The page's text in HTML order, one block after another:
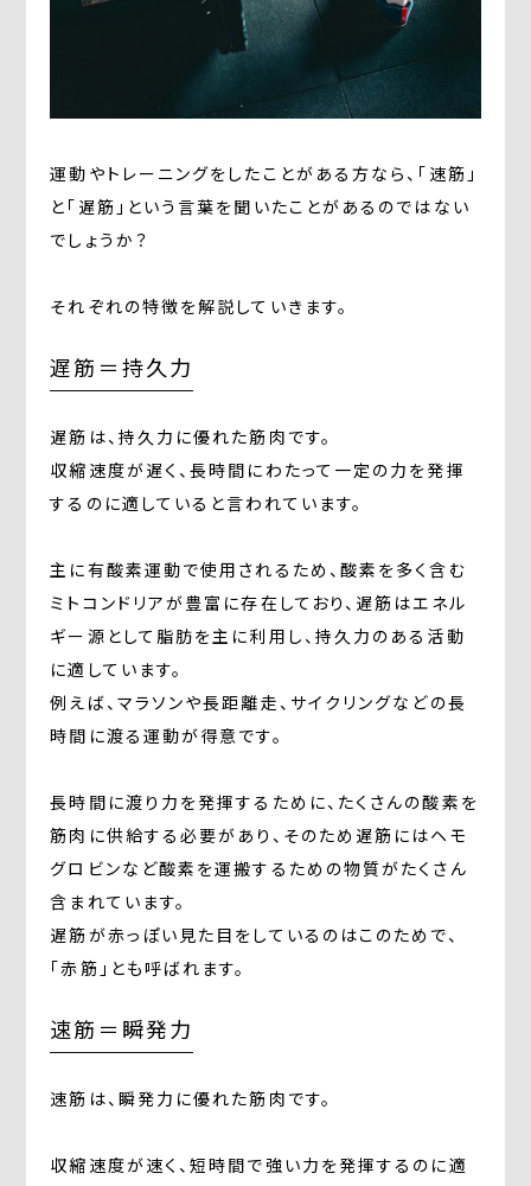
運動やトレーニングをしたことがある方なら、「速筋」
と「遅筋」という言葉を聞いたことがあるのではない
でしょうか？
それぞれの特徴を解説していきます。
遅筋＝持久力
遅筋は、持久力に優れた筋肉です。
収縮速度が遅く、長時間にわたって一定の力を発揮
するのに適していると言われています。
主に有酸素運動で使用されるため、酸素を多く含む
ミトコンドリアが豊富に存在しており、遅筋はエネル
ギー源として脂肪を主に利用し、持久力のある活動
に適しています。
例えば、マラソンや長距離走、サイクリングなどの長
時間に渡る運動が得意です。
長時間に渡り力を発揮するために、たくさんの酸素を
筋肉に供給する必要があり、そのため遅筋にはヘモ
グロビンなど酸素を運搬するための物質がたくさん
含まれています。
遅筋が赤っぽい見た目をしているのはこのためで、
「赤筋」とも呼ばれます。
速筋＝瞬発力
速筋は、瞬発力に優れた筋肉です。
収縮速度が速く、短時間で強い力を発揮するのに適